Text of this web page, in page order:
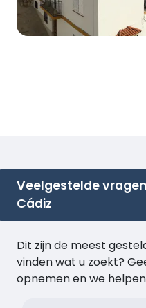
Veelgestelde
Cádiz
Dit zijn de meest
vinden wat u zoekt?
opnemen en we